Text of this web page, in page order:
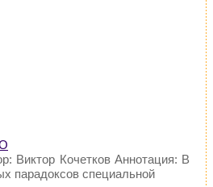
Виктор Кочетков Аннотация: В
парадоксов специальной